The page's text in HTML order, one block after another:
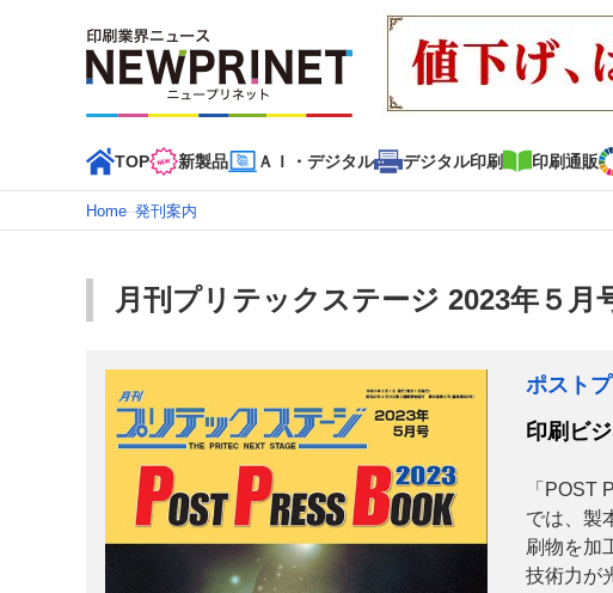
TOP 新製品 ＡＩ・デジタル デジタル印刷 印刷通販
インデックス
新着記事
印刷通販
特集記事カテゴリー一覧
2022 見える化・MIS特集 特集・デジタル印刷 アイデアで勝負！
特集・デジタル印刷 ～ 新成長軌道を描く
Home–発刊案内
月刊プリテックステージ 2023年５月
ポスト
印刷ビ
「POST
では、製
刷物を加
技術力が